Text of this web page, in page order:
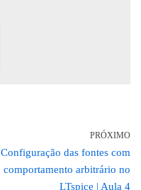
PRÓXIMO
Configuração das fontes com
comportamento arbitrário no
LTspice | Aula 4